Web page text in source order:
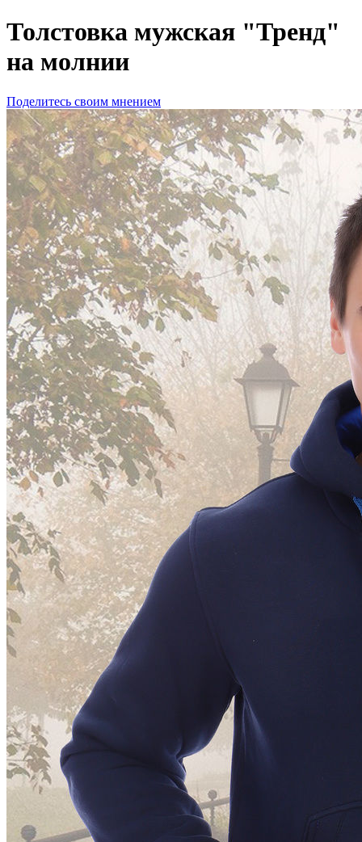
Толстовка мужская "Тренд"
на молнии
Поделитесь своим мнением